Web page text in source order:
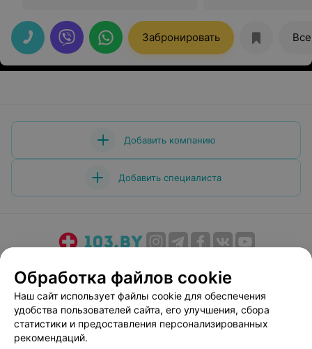
Забронировать
Добавить компанию
Добавить специалиста
Медицинский маркетинг
Публичный договор
Пользовательское соглашение
Способы оплаты
Вакансии
Партнеры
Написать руководителю 103.by
Обработка файлов cookie
Наш сайт использует файлы cookie для обеспечения
удобства пользователей сайта, его улучшения, сбора
статистики и предоставления персонализированных
рекомендаций.